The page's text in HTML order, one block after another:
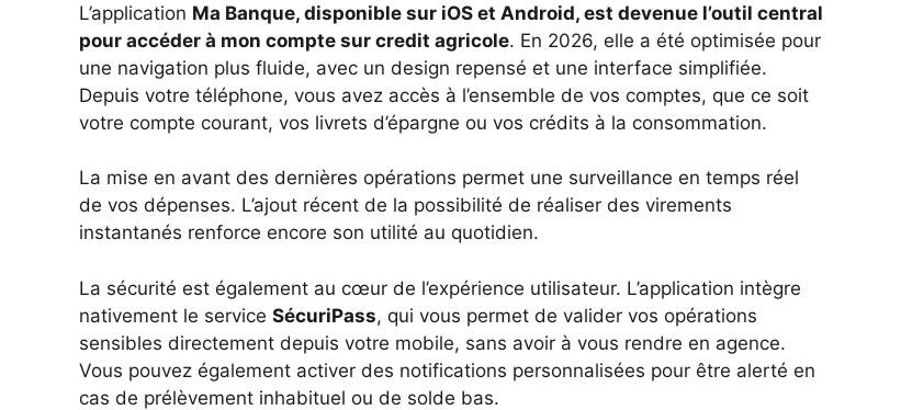
L’application Ma Banque, disponible sur iOS et Android, est devenue l’outil central
pour accéder à mon compte sur credit agricole. En 2026, elle a été optimisée pour
une navigation plus fluide, avec un design repensé et une interface simplifiée.
Depuis votre téléphone, vous avez accès à l’ensemble de vos comptes, que ce soit
votre compte courant, vos livrets d’épargne ou vos crédits à la consommation.
La mise en avant des dernières opérations permet une surveillance en temps réel
de vos dépenses. L’ajout récent de la possibilité de réaliser des virements
instantanés renforce encore son utilité au quotidien.
La sécurité est également au cœur de l’expérience utilisateur. L’application intègre
nativement le service SécuriPass, qui vous permet de valider vos opérations
sensibles directement depuis votre mobile, sans avoir à vous rendre en agence.
Vous pouvez également activer des notifications personnalisées pour être alerté en
cas de prélèvement inhabituel ou de solde bas.